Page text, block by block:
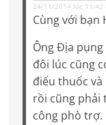
24/11/2014 lúc 11:42
Cùng với bạn
Ông Địa
đôi lúc cũng
điếu thuốc và
rồi cũng phải
công phò trợ.